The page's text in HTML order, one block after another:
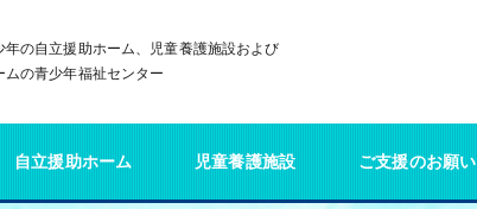
年の自立援助ホーム、児童養護施設および
ムの青少年福祉センター
自立援助ホーム 児童養護施設 ご支援のお願い